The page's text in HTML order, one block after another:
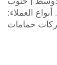
العملاء: